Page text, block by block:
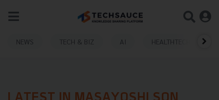
NEWS TECH & BIZ AI HEALTHTECH